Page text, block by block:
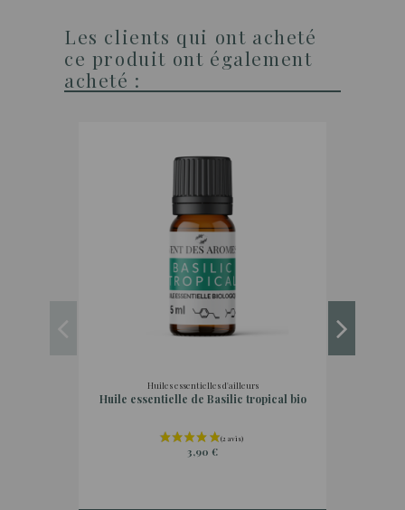
Les clients qui ont acheté
ce produit ont également
acheté :
Huiles essentielles d'ailleurs
Huile essentielle de Basilic tropical bio
3,90 €